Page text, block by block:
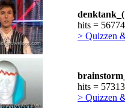
hits = 56774
> Quizzen
hits = 57313
> Quizzen